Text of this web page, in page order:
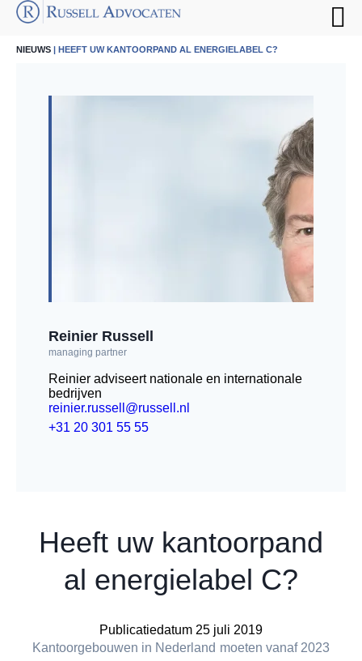
NIEUWS | HEEFT UW KANTOORPAND AL ENERGIELABEL C?
Reinier Russell
managing partner
Reinier adviseert nationale en internationale
bedrijven
reinier.russell@russell.nl
+31 20 301 55 55
Heeft uw kantoorpand
al energielabel C?
Publicatiedatum 25 juli 2019
Kantoorgebouwen in Nederland moeten vanaf 2023